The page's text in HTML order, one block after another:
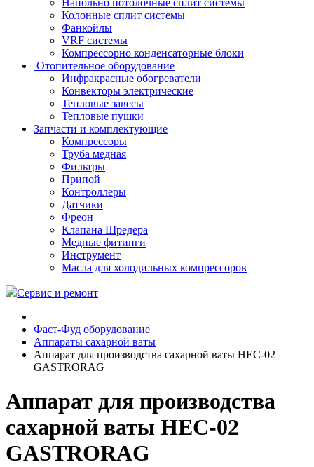
Напольно потолочные сплит системы
Колонные сплит системы
Фанкойлы
VRF системы
Компрессорно конденсаторные блоки
Отопительное оборудование
Инфракрасные обогреватели
Конвекторы электрические
Тепловые завесы
Тепловые пушки
Запчасти и комплектующие
Компрессоры
Труба медная
Фильтры
Припой
Контроллеры
Датчики
Фреон
Клапана Шредера
Медные фитинги
Инструмент
Масла для холодильных компрессоров
Сервис и ремонт
Фаст-Фуд оборудование
Аппараты сахарной ваты
Аппарат для производства сахарной ваты HEC-02
GASTRORAG
Аппарат для производства
сахарной ваты HEC-02
GASTRORAG